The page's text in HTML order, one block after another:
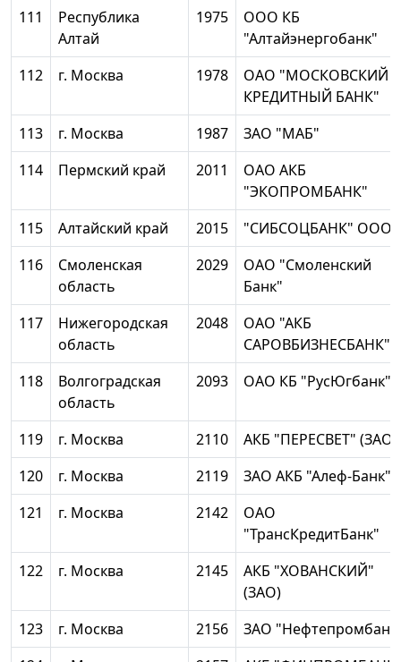
111
Республика
Алтай
1975
ООО КБ
"Алтайэнергобанк"
112
г. Москва 1978
ОАО "МОСКОВСКИЙ
КРЕДИТНЫЙ БАНК"
113
г. Москва 1987
ЗАО "МАБ"
114
Пермский край 2011
ОАО АКБ
"ЭКОПРОМБАНК"
115
Алтайский край 2015
"СИБСОЦБАНК" ООО
116
Смоленская
область
2029
ОАО "Смоленский
Банк"
117
Нижегородская
область
2048
ОАО "АКБ
САРОВБИЗНЕСБАНК"
118
Волгоградская
область
2093 ОАО КБ "РусЮгбанк"
119 г. Москва 2110
АКБ "ПЕРЕСВЕТ" (ЗАО)
120
г. Москва 2119
ЗАО АКБ "Алеф-Банк"
121
г. Москва 2142
ОАО
"ТрансКредитБанк"
122
г. Москва 2145
АКБ "ХОВАНСКИЙ"
(ЗАО)
123
г. Москва 2156
ЗАО